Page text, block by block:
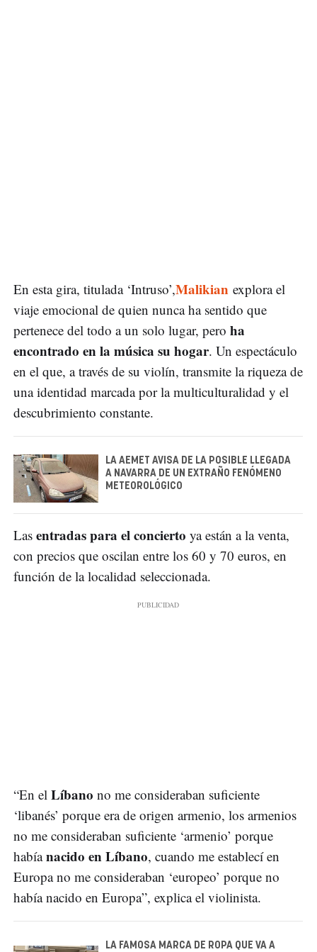
En esta gira, titulada ‘Intruso’,Malikian explora el
viaje emocional de quien nunca ha sentido que
pertenece del todo a un solo lugar, pero ha
encontrado en la música su hogar. Un espectáculo
en el que, a través de su violín, transmite la riqueza de
una identidad marcada por la multiculturalidad y el
descubrimiento constante.
LA AEMET AVISA DE LA POSIBLE LLEGADA
A NAVARRA DE UN EXTRAÑO FENÓMENO
METEOROLÓGICO
Las entradas para el concierto ya están a la venta,
con precios que oscilan entre los 60 y 70 euros, en
función de la localidad seleccionada.
“En el Líbano no me consideraban suficiente
‘libanés’ porque era de origen armenio, los armenios
no me consideraban suficiente ‘armenio’ porque
habíanacido en Líbano, cuando me establecí en
Europa no me consideraban ‘europeo’ porque no
había nacido en Europa”, explica el violinista.
LA FAMOSA MARCA DE ROPA QUE VA A